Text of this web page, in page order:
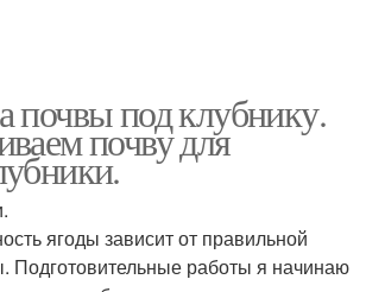
почвы под клубнику.
почву для
ягоды зависит от правильной
Подготовительные работы я начинаю